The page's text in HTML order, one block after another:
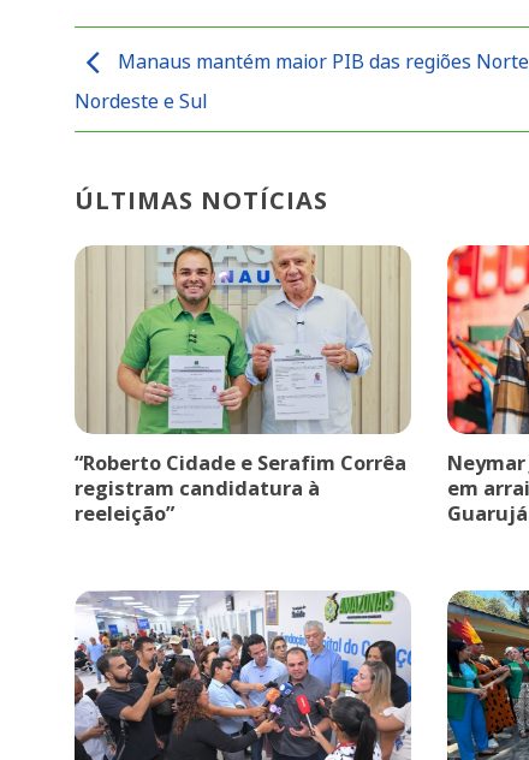
Manaus mantém maior PIB das regiões
Nordeste e Sul
ÚLTIMAS NOTÍCIAS
“Roberto Cidade e Serafim Corrêa
registram candidatura à
reeleição”
em